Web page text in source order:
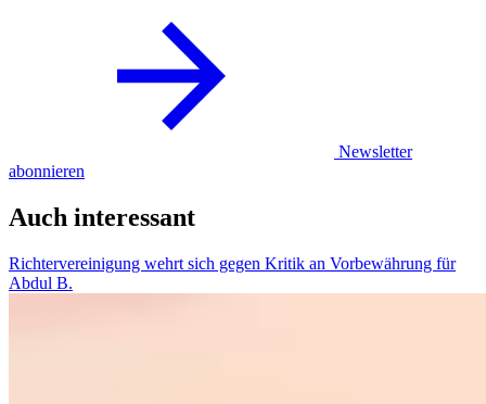
Newsletter
abonnieren
Auch interessant
Richtervereinigung wehrt sich gegen Kritik an Vorbewährung für
Abdul B.